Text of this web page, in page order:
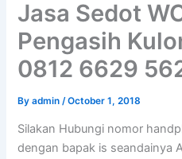
Jasa Sedot
Pengasih
0812 6629
Byadmin/October 1, 2018
Silakan Hubungi nomor
dengan bapak is seandainya